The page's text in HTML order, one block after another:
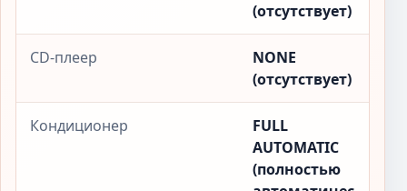
(отсутствует)
CD-плеер
NONE
(отсутствует)
Кондиционер
FULL
AUTOMATIC
(полностью